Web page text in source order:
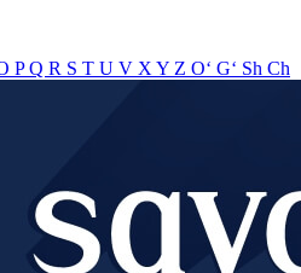
PQ R S T U V X Y Z O‘ G‘ Sh Ch